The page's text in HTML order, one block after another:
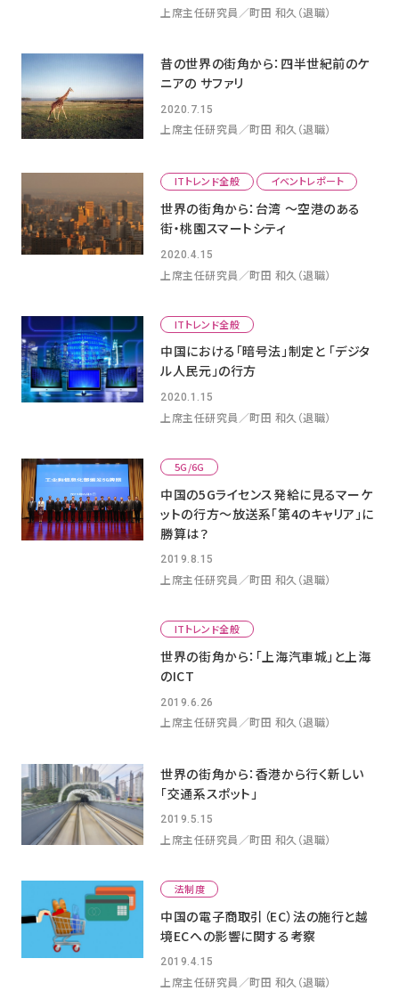
上席主任研究員／町田 和久（退職）
昔の世界の街角から：四半世紀前のケ
ニアの サファリ
2020.7.15
上席主任研究員／町田 和久（退職）
ITトレンド全般 イベントレポート
世界の街角から：台湾 ～空港のある
街・桃園スマートシティ
2020.4.15
上席主任研究員／町田 和久（退職）
ITトレンド全般
中国における「暗号法」制定と 「デジタ
ル人民元」の行方
2020.1.15
上席主任研究員／町田 和久（退職）
5G/6G
中国の5Gライセンス発給に見るマーケ
ットの行方～放送系「第4のキャリア」に
勝算は？
2019.8.15
上席主任研究員／町田 和久（退職）
ITトレンド全般
世界の街角から：「上海汽車城」と上海
のICT
2019.6.26
上席主任研究員／町田 和久（退職）
世界の街角から：香港から行く新しい
「交通系スポット」
2019.5.15
上席主任研究員／町田 和久（退職）
法制度
中国の電子商取引（EC）法の施行と越
境ECへの影響に関する考察
2019.4.15
上席主任研究員／町田 和久（退職）